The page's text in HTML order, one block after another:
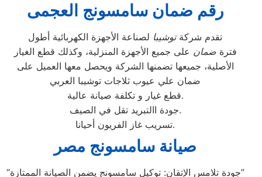
رقم ضمان سامسونج العجمى
تقدم شركةتوشيبا لصناعة الأجهزة الكهربائية أطول
فترةضمان على جميع الأجهزة المنزلية، وكذلك قطع الغيار
الأصلية، جميعها تضمنها الشركة ويحصل معها العميل على
ضمان علي عيوب ثلاجات توشيبا العربي
قطع غيار و تكلفة صيانة عالية.
جودة االتبريد تقل في الصيف.
تسريب غاز الفريون أحيانا.
صيانة سامسونج مصر
“جودة تلامس الإتقان: توكيل سامسونج يضمن الصيانة الممتازة”